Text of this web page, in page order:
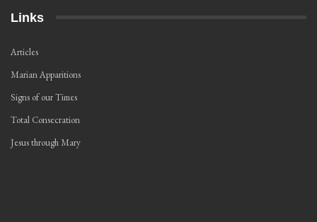
Links
Articles
Marian Apparitions
Signs of our Times
Total Consecration
Jesus through Mary